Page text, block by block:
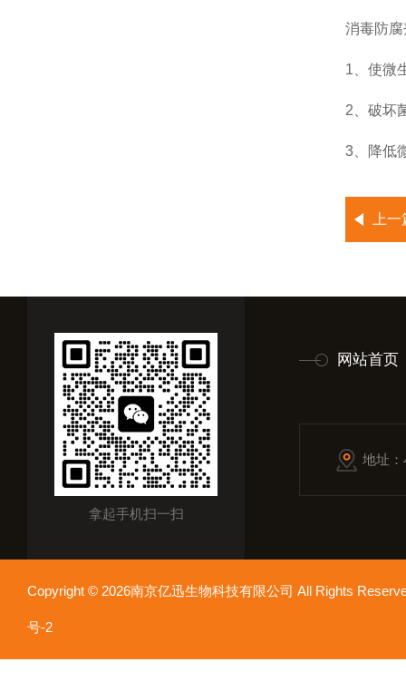
消毒防
1、使微
2、 破坏
3、降低
上
拿起手机扫一扫
网站首页
地址
Copyright © 2026南京亿迅生物科技有限公司 All Rights
号-2